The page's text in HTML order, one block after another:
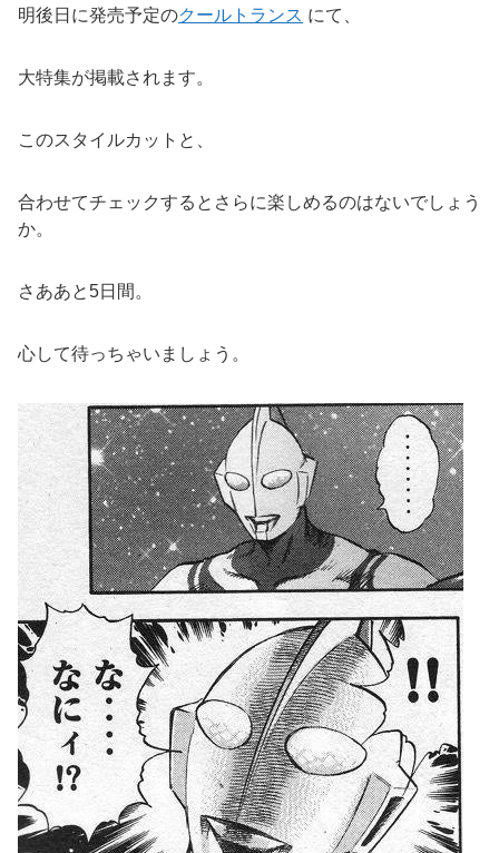
明後日に発売予定のクールトランス にて、
大特集が掲載されます。
このスタイルカットと、
合わせてチェックするとさらに楽しめるのはないでしょう
か。
さああと5日間。
心して待っちゃいましょう。